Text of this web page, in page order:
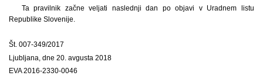
Ta pravilnik začne veljati naslednji dan po objavi v Uradnem listu
Republike Slovenije.
Št. 007-349/2017
Ljubljana, dne 20. avgusta 2018
EVA 2016-2330-0046